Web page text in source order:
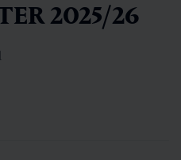
2025/26